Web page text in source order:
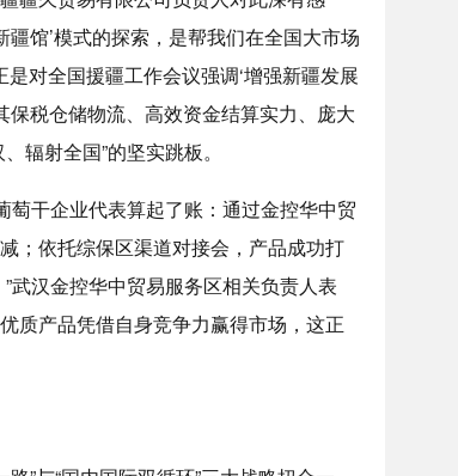
馆’模式的探索，是帮我们在全国大市场
对全国援疆工作会议强调‘增强新疆发展
保税仓储物流、高效资金结算实力、庞大
辐射全国”的坚实跳板。
萄干企业代表算起了账：通过金控华中贸
；依托综保区渠道对接会，产品成功打
武汉金控华中贸易服务区相关负责人表
质产品凭借自身竞争力赢得市场，这正